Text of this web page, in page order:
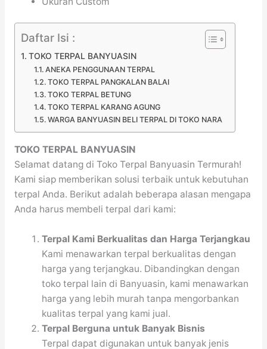
Daftar Isi :
TOKO TERPAL BANYUASIN
ANEKA PENGGUNAAN TERPAL
TOKO TERPAL PANGKALAN BALAI
TOKO TERPAL BETUNG
TOKO TERPAL KARANG AGUNG
WARGA BANYUASIN BELI TERPAL DI TOKO NARA
TOKO TERPAL BANYUASIN
Selamat datang di Toko Terpal Banyuasin Termurah!
Kami siap memberikan solusi terbaik untuk kebutuhan
terpal Anda. Berikut adalah beberapa alasan mengapa
Anda harus membeli terpal dari kami:
Terpal Kami Berkualitas dan Harga Terjangkau
Kami menawarkan terpal berkualitas dengan
harga yang terjangkau. Dibandingkan dengan
toko terpal lain di Banyuasin, kami menawarkan
harga yang lebih murah tanpa mengorbankan
kualitas terpal yang kami jual.
Terpal Berguna untuk Banyak Bisnis
Terpal dapat digunakan untuk banyak jenis